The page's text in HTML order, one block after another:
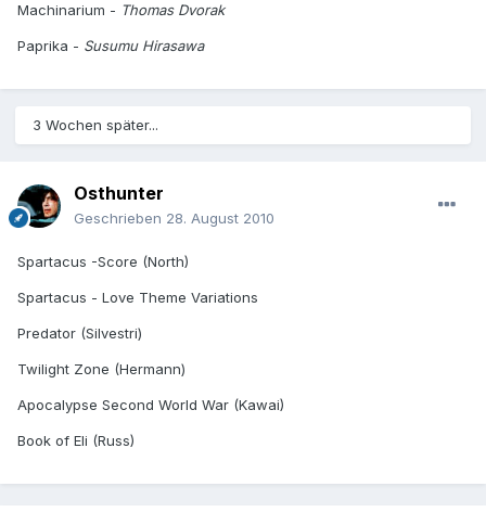
Machinarium - Thomas Dvorak
Paprika - Susumu Hirasawa
3 Wochen später...
Osthunter
Geschrieben 28. August 2010
Spartacus -Score (North)
Spartacus - Love Theme Variations
Predator (Silvestri)
Twilight Zone (Hermann)
Apocalypse Second World War (Kawai)
Book of Eli (Russ)